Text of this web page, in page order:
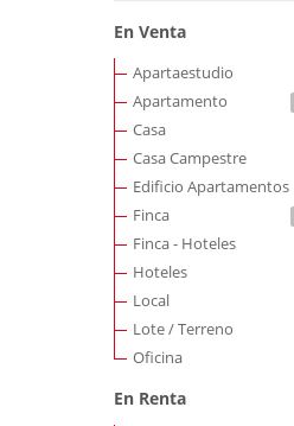
En Venta
Apartaestudio
Apartamento
Casa
Casa Campestre
Edificio Apartamentos
Finca
Finca - Hoteles
Hoteles
Local
Lote / Terreno
Oficina
En Renta